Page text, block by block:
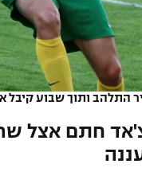
עסק
התלהב ותוך שבוע קיבל
חתם אצל